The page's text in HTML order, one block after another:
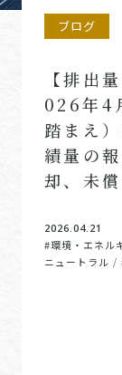
ブログ
【排出
026年4
踏まえ
績量の
却、未
2026.04.21
#環境・エネル
ニュートラル /